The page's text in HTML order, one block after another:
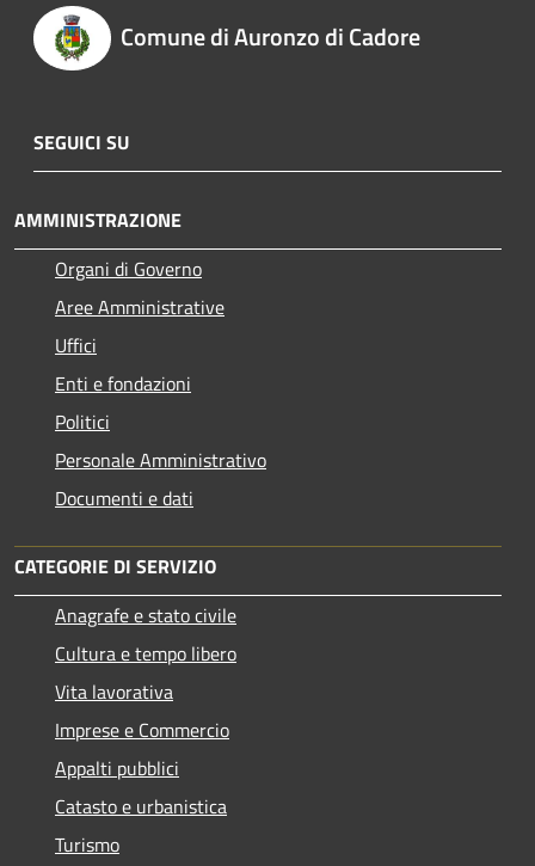
Comune di Auronzo di Cadore
SEGUICI SU
AMMINISTRAZIONE
Organi di Governo
Aree Amministrative
Uffici
Enti e fondazioni
Politici
Personale Amministrativo
Documenti e dati
CATEGORIE DI SERVIZIO
Anagrafe e stato civile
Cultura e tempo libero
Vita lavorativa
Imprese e Commercio
Appalti pubblici
Catasto e urbanistica
Turismo